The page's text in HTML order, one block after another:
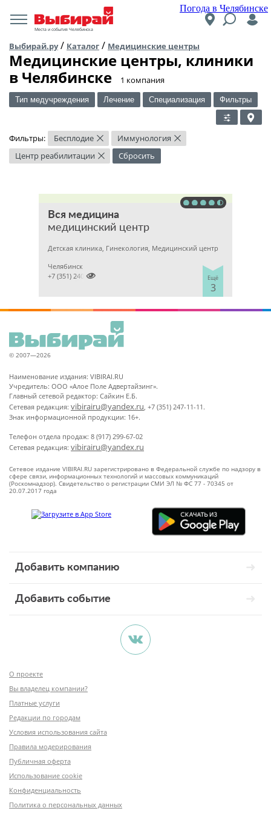
Погода в Челябинске
Места и события Челябинска
Выбирай.ру/ Каталог / Медицинские центры
Медицинские центры, клиники
в Челябинске
​1 компания
Тип медучреждения Лечение Специализация Фильтры
Фильтры: Бесплодие × Иммунология ×
Центр реабилитации × Сбросить
Вся медицина
медицинский центр
Детская клиника, Гинекология, Медицинский центр
Ещё
3
Челябинск

+7 (351) 2400303
© 2007—2026
Наименование издания: VIBIRAI.RU
Учредитель: ООО «Алое Поле Адвертайзинг».
Главный сетевой редактор: Сайкин Е.Б.
Сетевая редакция: vibirairu@yandex.ru, +7 (351) 247-11-11.
Знак информационной продукции: 16+.
Телефон отдела продаж: 8 (917) 299-67-02
Сетевая редакция: vibirairu@yandex.ru
Сетевое издание VIBIRAI.RU зарегистрировано в Федеральной службе по надзору в
сфере связи, информационных технологий и массовых коммуникаций
(Роскомнадзор). Свидетельство о регистрации СМИ ЭЛ № ФС 77 - 70345 от
20.07.2017 года
Добавить компанию
Добавить событие
О проекте
Вы владелец компании?
Платные услуги
Редакции по городам
Условия использования сайта
Правила модерирования
Публичная оферта
Использование cookie
Конфиденциальность
Политика о персональных данных